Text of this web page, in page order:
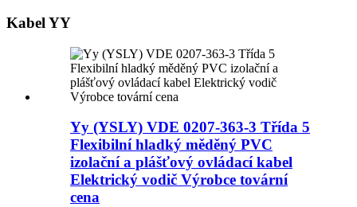
Kabel YY
Yy (YSLY) VDE 0207-363-3 Třída 5
Flexibilní hladký měděný PVC
izolační a plášťový ovládací kabel
Elektrický vodič Výrobce tovární
cena